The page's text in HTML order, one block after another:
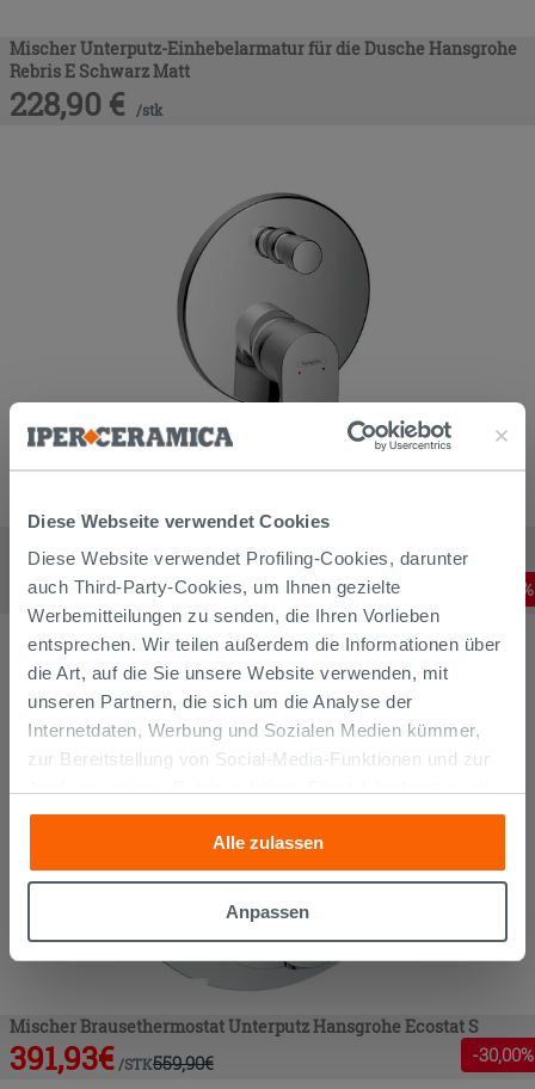
Diese Webseite verwendet Cookies
Diese Website verwendet Profiling-Cookies, darunter
auch Third-Party-Cookies, um Ihnen gezielte
Werbemitteilungen zu senden, die Ihren Vorlieben
entsprechen. Wir teilen außerdem die Informationen über
die Art, auf die Sie unsere Website verwenden, mit
unseren Partnern, die sich um die Analyse der
Internetdaten, Werbung und Sozialen Medien kümmer,
zur Bereitstellung von Social-Media-Funktionen und zur
anderen Informationen, die Sie ihnen geliefert haben oder
die sie aufgrund Ihrer Verwendung ihrer Dienste
gesammelt haben, kombinieren. Falls Sie mehr wissen
möchten oder Ihre Zustimmung zu allen oder einigen
Zustimmung kann durch Klicken auf die Schaltfläche
„Cookies akzeptieren“ gegeben werden. Wenn Sie auf
die Schaltfläche "X" klicken, können Sie das Surfen erst
nach der Installation der technischen Cookies fortsetzen.
Alle zulassen
Anpassen
Mischer Unterputz-Einhebelarmatur für die Dusche Hansgrohe
Rebris E Schwarz Matt
228,90 € /stk
Rebris E Chrom
141,52€ / STK176,90€ ,00%
Mischer Brausethermostat Unterputz Hansgrohe Ecostat S
391,93€ /STK559,90€ -30,00%